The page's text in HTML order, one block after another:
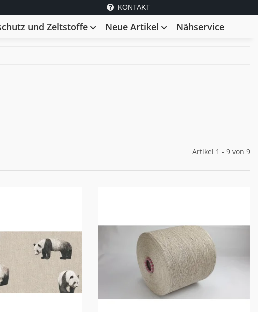
KONTAKT
und Zeltstoffe Neue Artikel Nähservice
Artikel 1 - 9 von 9